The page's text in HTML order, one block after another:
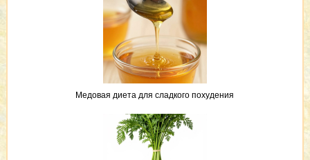
Медовая диета для сладкого похудения